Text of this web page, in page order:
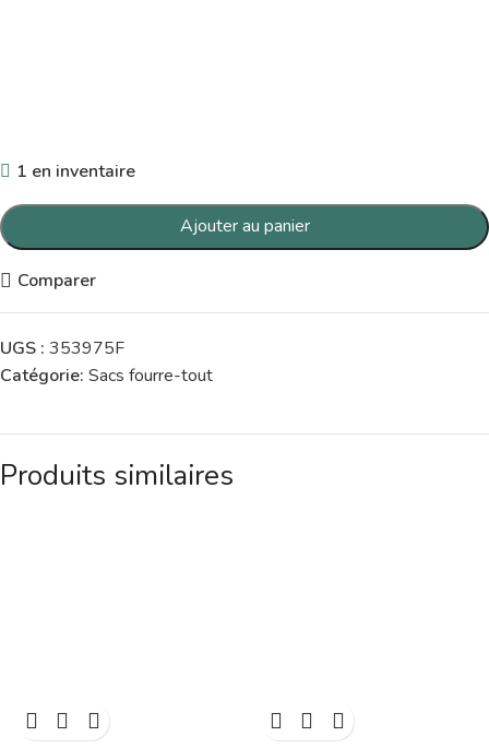
1 en inventaire
Ajouter au panier
Comparer
UGS : 353975F
Catégorie: Sacs fourre-tout
Produits similaires